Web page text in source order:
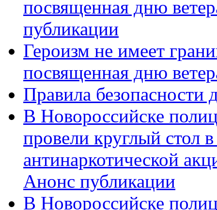
посвященная дню
публикации
Героизм не имеет
посвященная дню
Правила безопасности
В Новороссийске
провели круглый стол
антинаркотической
Анонс публикации
В Новороссийске